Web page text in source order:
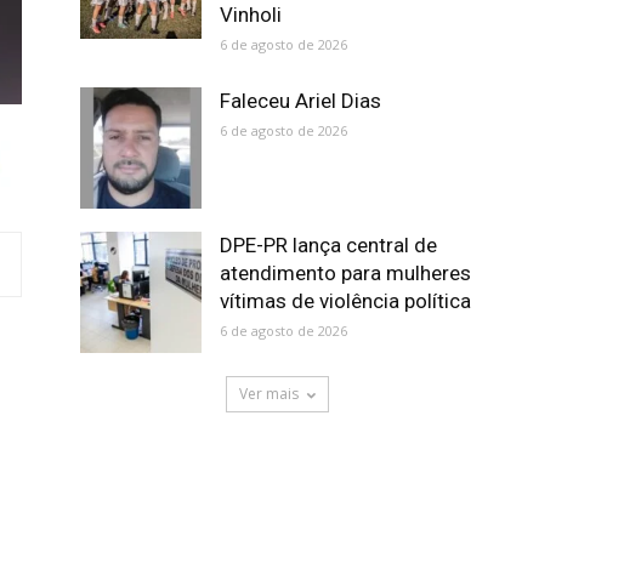
Vinholi
6 de agosto de 2026
Faleceu Ariel Dias
6 de agosto de 2026
DPE-PR lança central de
atendimento para mulheres
vítimas de violência política
6 de agosto de 2026
Ver mais